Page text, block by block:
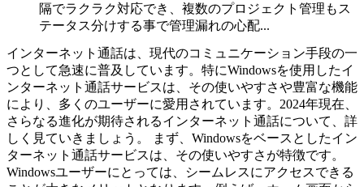
インターネット通話は、現代のコミュニケーション手段の一
つとして急速に普及しています。特にWindowsを使用したイ
ンターネット通話サービスは、その使いやすさや豊富な機能
により、多くのユーザーに愛用されています。2024年現在、
さらなる進化が期待されるインターネット通話について、詳
しく見ていきましょう。 まず、Windowsをベースとしたイン
ターネット通話サービスは、その使いやすさが特徴です。
Windowsユーザーにとっては、シームレスにアクセスできる
隔でラクラク対応でき、複数のプロジェクト管理もス
テータス分けする事で管理漏れの心配...